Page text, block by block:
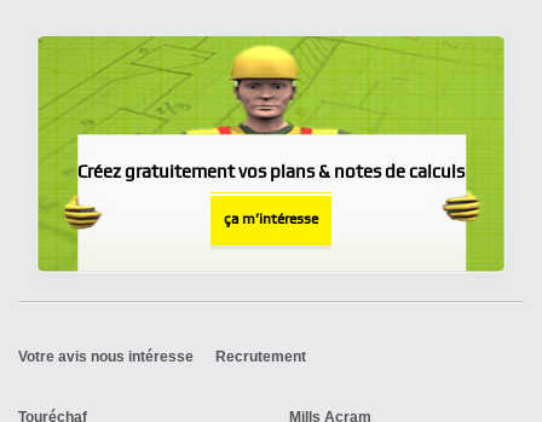
Créez gratuitement vos plans & notes de calculs
ça m’intéresse
Votre avis nous intéresse Recrutement
Touréchaf
Mills Acram